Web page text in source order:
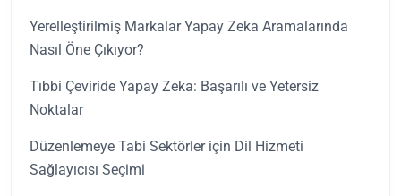
Yerelleştirilmiş Markalar Yapay Zeka Aramalarında
Nasıl Öne Çıkıyor?
Tıbbi Çeviride Yapay Zeka: Başarılı ve Yetersiz
Noktalar
Düzenlemeye Tabi Sektörler için Dil Hizmeti
Sağlayıcısı Seçimi